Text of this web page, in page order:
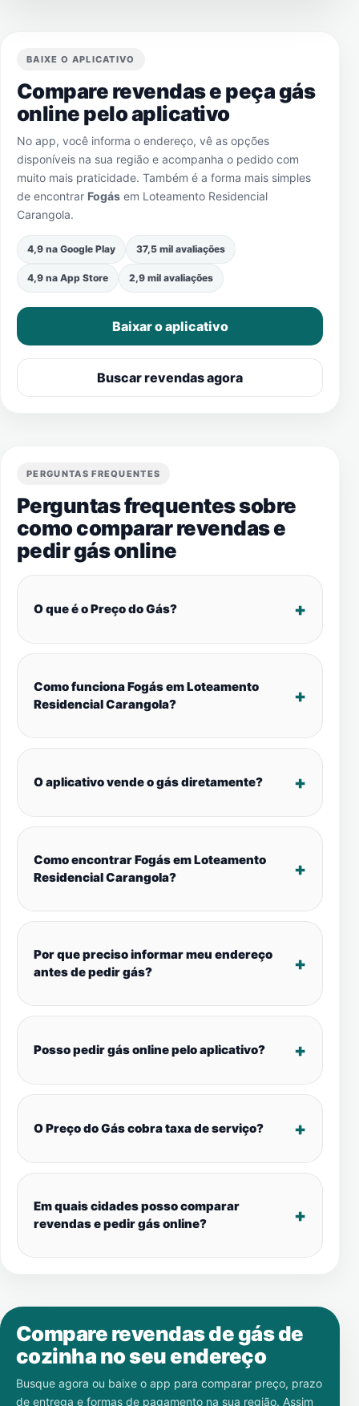
BAIXE O APLICATIVO
Compare revendas e peça gás
online pelo aplicativo
No app, você informa o endereço, vê as opções
disponíveis na sua região e acompanha o pedido com
muito mais praticidade. Também é a forma mais simples
de encontrar Fogás em Loteamento Residencial
Carangola.
4,9 na Google Play 37,5 mil avaliações
4,9 na App Store 2,9 mil avaliações
Baixar o aplicativo
Buscar revendas agora
PERGUNTAS FREQUENTES
Perguntas frequentes sobre
como comparar revendas e
pedir gás online
O que é o Preço do Gás?
Como funciona Fogás em Loteamento
Residencial Carangola?
O aplicativo vende o gás diretamente?
Como encontrar Fogás em Loteamento
Residencial Carangola?
Por que preciso informar meu endereço
antes de pedir gás?
Posso pedir gás online pelo aplicativo?
O Preço do Gás cobra taxa de serviço?
Em quais cidades posso comparar
revendas e pedir gás online?
Compare revendas de gás de
cozinha no seu endereço
Busque agora ou baixe o app para comparar preço, prazo
de entrega e formas de pagamento na sua região. Assim